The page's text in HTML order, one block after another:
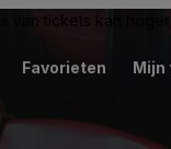
tickets kan
Favorieten Mijn